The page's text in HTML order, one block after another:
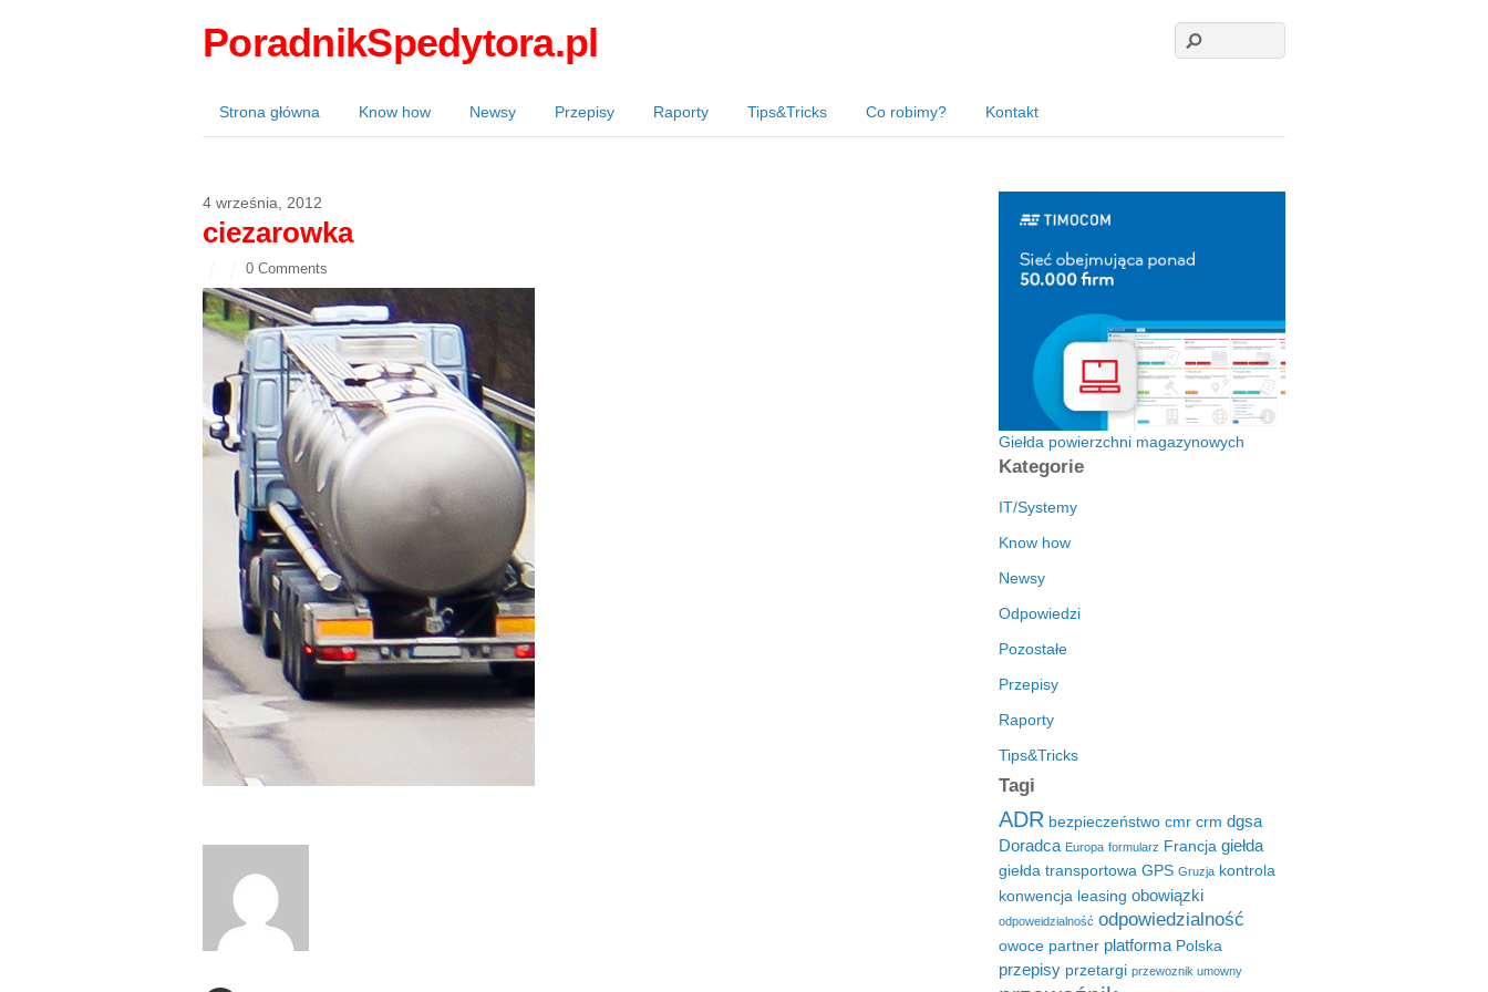
PoradnikSpedytora.pl
Strona główna Know how Newsy Przepisy Raporty Tips&Tricks Co robimy? Kontakt
4 września, 2012
ciezarowka
0 Comments
Giełda powierzchni magazynowych
Kategorie
IT/Systemy
Know how
Newsy
Odpowiedzi
Pozostałe
Przepisy
Raporty
Tips&Tricks
Tagi
ADR bezpieczeństwo cmr crm dgsa
Doradca Europa formularz Francja giełda
giełda transportowa GPS Gruzja kontrola
konwencja leasing obowiązki
odpoweidzialność odpowiedzialność
owoce partner platforma Polska
przepisy przetargi przewoznik umowny